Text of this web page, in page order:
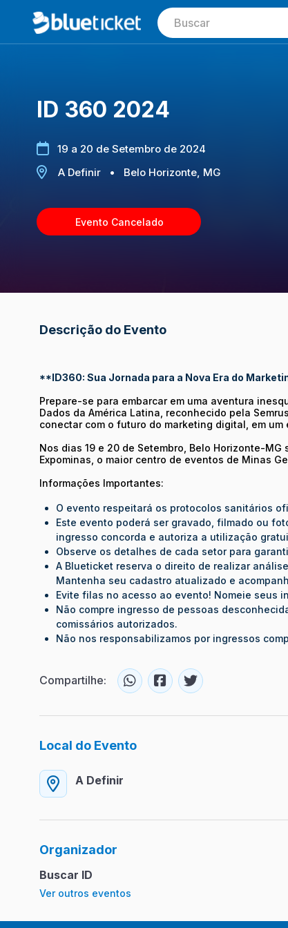
ID 360 2024
19 a 20 de Setembro de 2024
A Definir
• Belo Horizonte, MG
Evento Cancelado
Descrição do Evento
**ID360: Sua Jornada para a Nova Era do
Prepare-se para embarcar em uma aventura
Dados da América Latina, reconhecido pela
conectar com o futuro do marketing digital, em
Nos dias 19 e 20 de Setembro, Belo Horizonte-
Expominas, o maior centro de eventos de Minas
Informações Importantes:
O evento respeitará os protocolos sanitários
Este evento poderá ser gravado, filmado ou
ingresso concorda e autoriza a utilização
Observe os detalhes de cada setor para
A Blueticket reserva o direito de realizar
Mantenha seu cadastro atualizado e
Evite filas no acesso ao evento! Nomeie seus
Não compre ingresso de pessoas
comissários autorizados.
Não nos responsabilizamos por ingressos
Compartilhe:
Local do Evento
A Definir
Organizador
Buscar ID
Ver outros eventos